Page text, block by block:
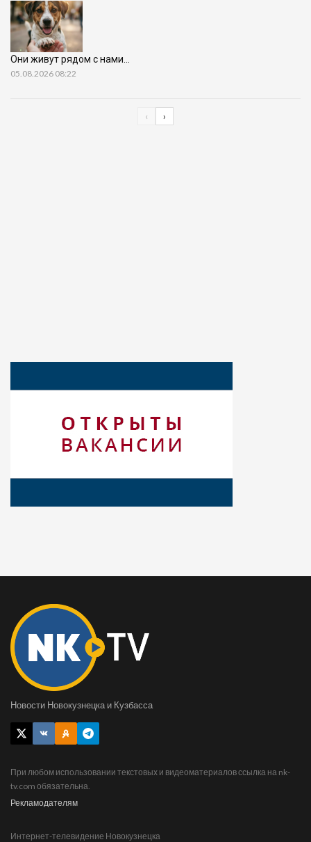
Они живут рядом с нами…
05.08.2026 08:22
‹ ›
Новости Новокузнецка и Кузбасса
При любом использовании текстовых и видеоматериалов ссылка на nk-
tv.com обязательна.
Рекламодателям
Интернет-телевидение Новокузнецка